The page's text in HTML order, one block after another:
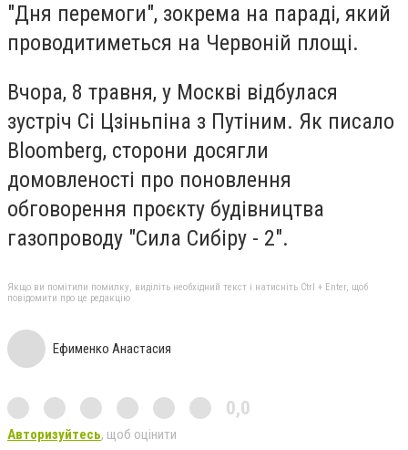
"Дня перемоги", зокрема на параді, який
проводитиметься на Червоній площі.
Вчора, 8 травня, у Москві відбулася
зустріч Сі Цзіньпіна з Путіним. Як писало
Bloomberg, сторони досягли
домовленості про поновлення
обговорення проєкту будівництва
газопроводу "Сила Сибіру - 2".
Якщо ви помітили помилку, виділіть необхідний текст і натисніть Ctrl + Enter, щоб
повідомити про це редакцію
Ефименко Анастасия
0,0
Авторизуйтесь, щоб оцінити